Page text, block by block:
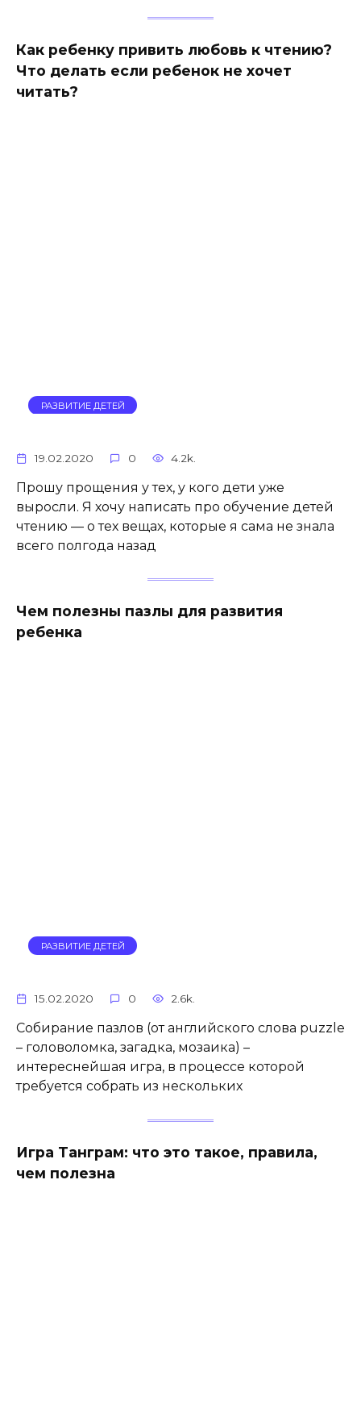
Как ребенку привить любовь к чтению?
Что делать если ребенок не хочет
читать?
РАЗВИТИЕ ДЕТЕЙ
19.02.2020 0 4.2k.
Прошу прощения у тех, у кого дети уже
выросли. Я хочу написать про обучение детей
чтению — о тех вещах, которые я сама не знала
всего полгода назад
Чем полезны пазлы для развития
ребенка
РАЗВИТИЕ ДЕТЕЙ
15.02.2020 0 2.6k.
Собирание пазлов (от английского слова puzzle
– головоломка, загадка, мозаика) –
интереснейшая игра, в процессе которой
требуется собрать из нескольких
Игра Танграм: что это такое, правила,
чем полезна